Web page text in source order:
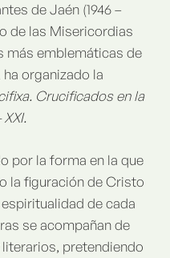
de Jaén (1946 –
de las Misericordias
más emblemáticas de
organizado la
Crucificados en la
por la forma en la que
la figuración de Cristo
de cada
se acompañan de
pretendiendo